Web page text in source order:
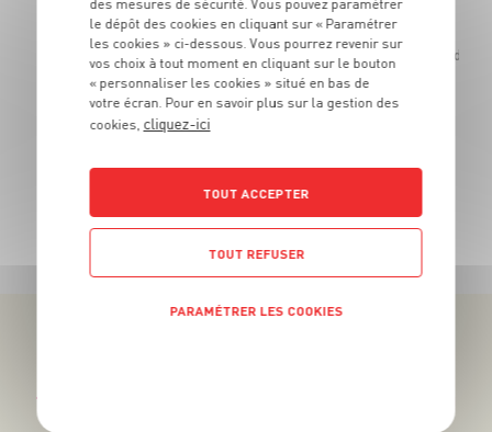
5 €
99
Le kg
La pièce de
TOUTES NOS PROMOTIONS
Téléchargez l’App pour profiter d’offres exclusives !
des mesures de sécurité. Vous pouvez paramétrer
le dépôt des cookies en cliquant sur « Paramétrer
les cookies » ci-dessous. Vous pourrez revenir sur
vos choix à tout moment en cliquant sur le bouton
« personnaliser les cookies » situé en bas de
votre écran. Pour en savoir plus sur la gestion des
cookies, cliquez-ici
TOUT ACCEPTER
TOUT REFUSER
PARAMÉTRER LES COOKIES